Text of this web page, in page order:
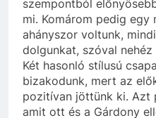
szempontból
mi. Komárom pedig egy
ahányszor voltunk,
dolgunkat, szóval
Két hasonló stílusú
bizakodunk, mert az
pozitívan jöttünk ki. Azt
amit ott és a Gárdony